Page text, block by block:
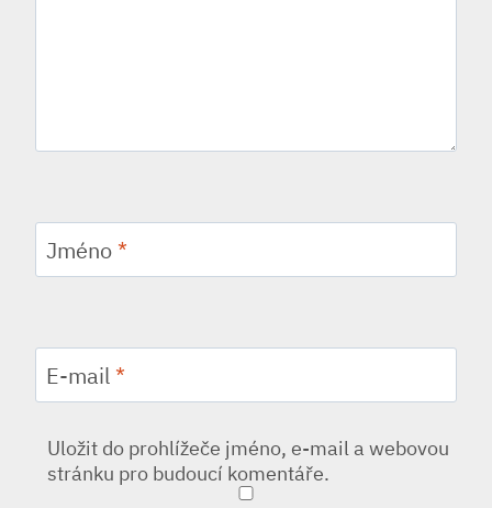
Jméno *
E-mail *
Uložit do prohlížeče jméno, e-mail a webovou
stránku pro budoucí komentáře.